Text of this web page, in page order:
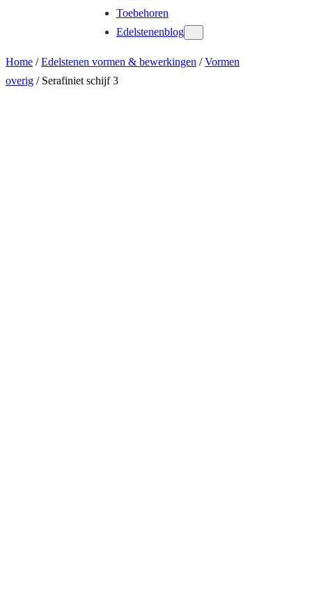
Toebehoren
Edelstenenblog
Home /Edelstenen vormen & bewerkingen /Vormen
overig / Serafiniet schijf 3